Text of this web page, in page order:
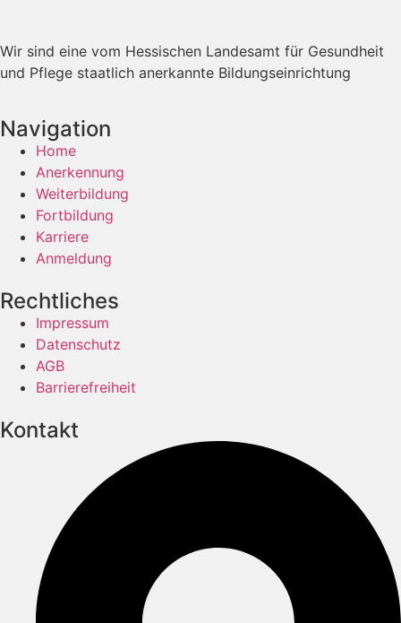
Wir sind eine vom Hessischen Landesamt für Gesundheit
und Pflege staatlich anerkannte Bildungseinrichtung
Navigation
Home
Anerkennung
Weiterbildung
Fortbildung
Karriere
Anmeldung
Rechtliches
Impressum
Datenschutz
AGB
Barrierefreiheit
Kontakt